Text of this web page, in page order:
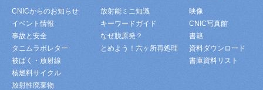
CNICからのお知らせ
イベント情報
事故と安全
タニムラボレター
被ばく・放射線
核燃料サイクル
放射性廃棄物
放射能ミニ知識
キーワードガイド
なぜ脱原発？
とめよう！六ヶ所再処理
映像
CNIC写真館
書籍
資料ダウンロード
書庫資料リスト